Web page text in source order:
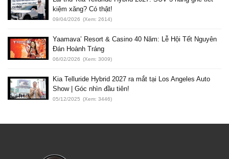
kiệm xăng? Có thật!
09/04/2026 (Xem: 2614)
Yaamava’ Resort & Casino 40 Năm: Lễ Hội Tết Nguyên
Đán Hoành Tráng
06/02/2026 (Xem: 3009)
Kia Telluride Hybrid 2027 ra mắt tại Los Angeles Auto
Show | Góc nhìn đầu tiên!
05/12/2025 (Xem: 3446)